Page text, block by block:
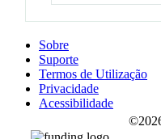
Sobre
Suporte
Termos de Utilização
Privacidade
Acessibilidade